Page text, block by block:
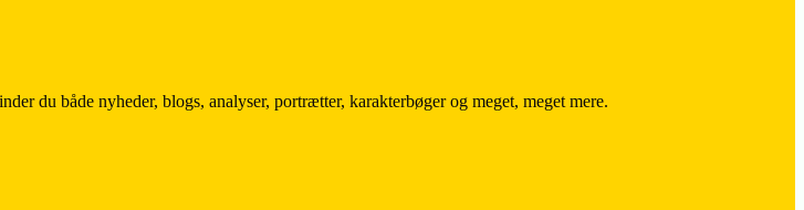
du både nyheder, blogs, analyser, portrætter, karakterbøger og meget, meget mere.